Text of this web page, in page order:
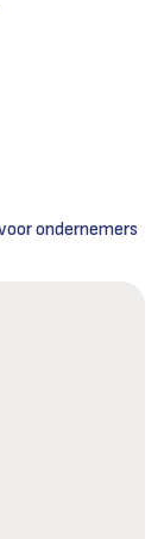
ondernemers